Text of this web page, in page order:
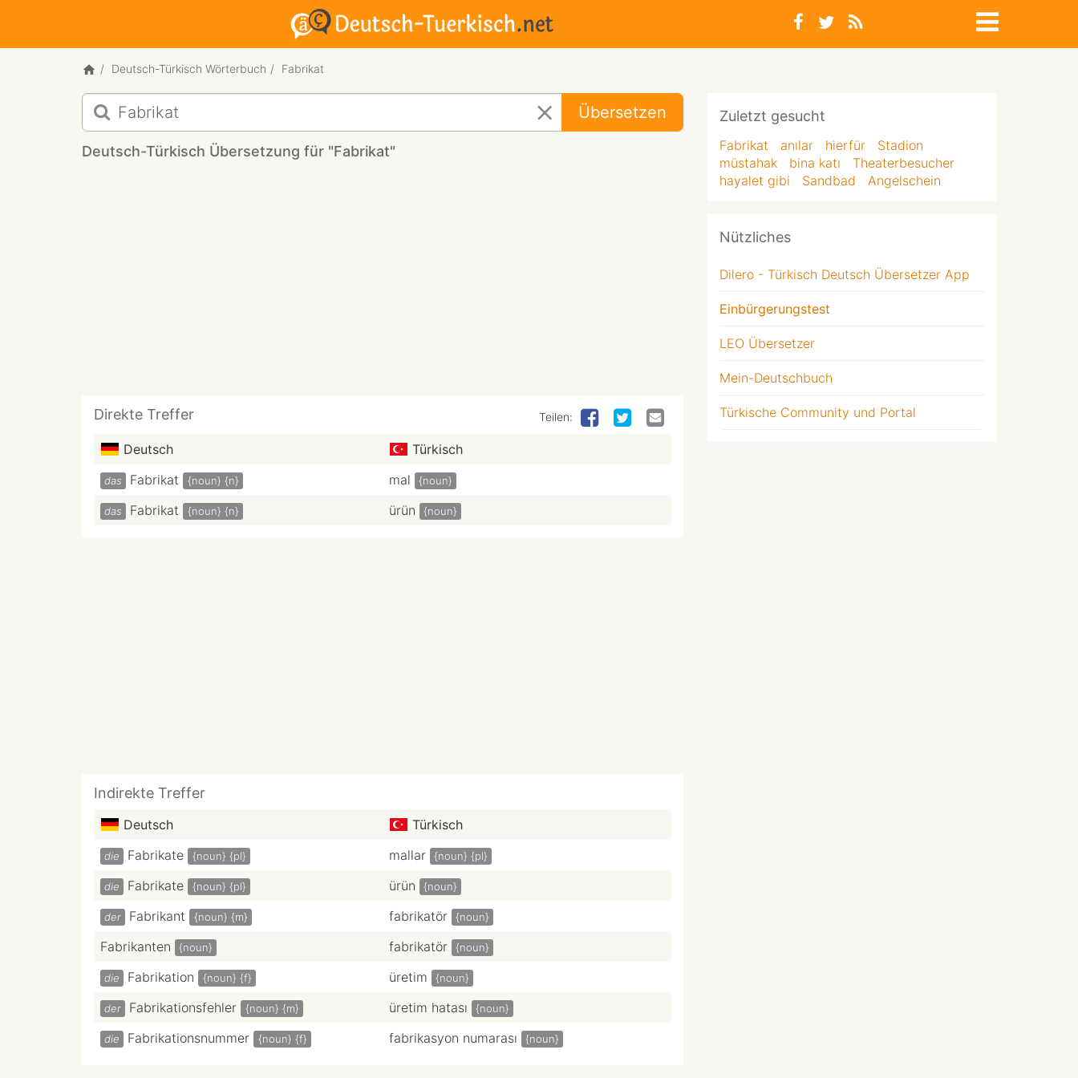
Deutsch-Türkisch Wörterbuch Fabrikat
Deutsch-
Türkisch
Übersetzung
für
Übersetzen
Deutsch-Türkisch Übersetzung für "Fabrikat"
Direkte Treffer Teilen:
Deutsch Türkisch
das Fabrikat {noun} {n} mal {noun}
das Fabrikat {noun} {n} ürün {noun}
Indirekte Treffer
Deutsch Türkisch
die Fabrikate {noun} {pl} mallar {noun} {pl}
die Fabrikate {noun} {pl} ürün {noun}
der Fabrikant {noun} {m} fabrikatör {noun}
Fabrikanten {noun} fabrikatör {noun}
die Fabrikation {noun} {f} üretim {noun}
der Fabrikationsfehler {noun} {m} üretim hatası {noun}
die Fabrikationsnummer {noun} {f} fabrikasyon numarası {noun}
Zuletzt gesucht
Fabrikat anılar hierfür
Stadion
müstahak
bina katı
Theaterbesucher
hayalet gibi
Sandbad Angelschein
Nützliches
Dilero - Türkisch Deutsch Übersetzer App
Einbürgerungstest
LEO Übersetzer
Mein-Deutschbuch
Türkische Community und Portal